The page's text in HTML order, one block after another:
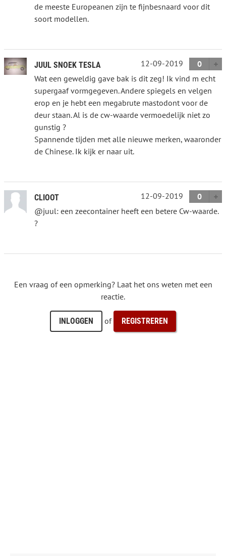
de meeste Europeanen zijn te fijnbesnaard voor dit
soort modellen.
JUUL SNOEK TESLA 12-09-2019
0
Wat een geweldig gave bak is dit zeg! Ik vind m echt
supergaaf vormgegeven. Andere spiegels en velgen
erop en je hebt een megabrute mastodont voor de
deur staan. Al is de cw-waarde vermoedelijk niet zo
gunstig ?
Spannende tijden met alle nieuwe merken, waaronder
de Chinese. Ik kijk er naar uit.
CLIOOT 12-09-2019
0
@juul: een zeecontainer heeft een betere Cw-waarde.
?
Een vraag of een opmerking? Laat het ons weten met een
reactie.
INLOGGEN of REGISTREREN